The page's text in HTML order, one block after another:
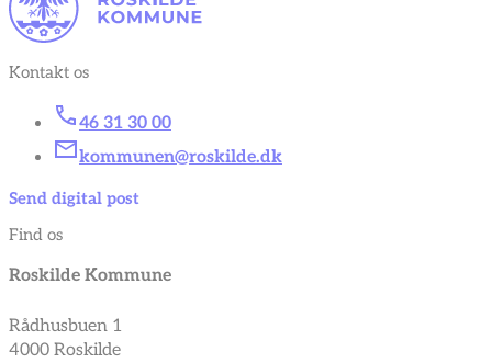
Kontakt os
46 31 30 00
kommunen@roskilde.dk
Send digital post
Find os
Roskilde Kommune
Rådhusbuen 1
4000 Roskilde